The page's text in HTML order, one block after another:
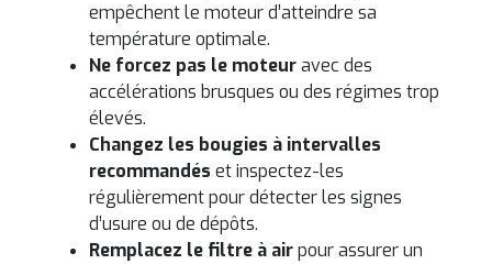
empêchent le moteur d’atteindre sa
température optimale.
Ne forcez pas le moteuravec des
accélérations brusques ou des régimes trop
élevés.
Changez les bougies à intervalles
recommandés et inspectez-les
régulièrement pour détecter les signes
d’usure ou de dépôts.
Remplacez le filtre à airpour assurer un